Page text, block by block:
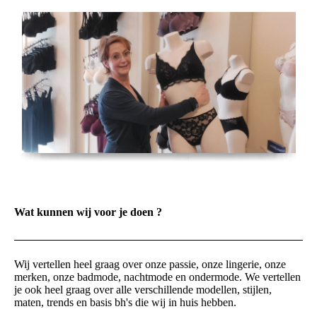
Wat kunnen wij voor je doen ?
Wij vertellen heel graag over onze passie, onze lingerie, onze
merken, onze badmode, nachtmode en ondermode. We vertellen
je ook heel graag over alle verschillende modellen, stijlen,
maten, trends en basis bh's die wij in huis hebben.